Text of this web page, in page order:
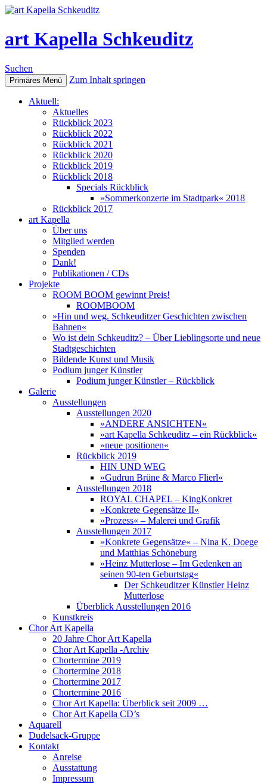
art Kapella Schkeuditz
Suchen
Primäres Menü Zum Inhalt springen
Aktuell:
Aktuelles
Rückblick 2023
Rückblick 2022
Rückblick 2021
Rückblick 2020
Rückblick 2019
Rückblick 2018
Specials Rückblick
»Sommerkonzerte im Stadtpark« 2018
Rückblick 2017
art Kapella
Über uns
Mitglied werden
Spenden
Dank!
Publikationen / CDs
Projekte
ROOM BOOM gewinnt Preis!
ROOMBOOM
»Hin und weg. Schkeuditzer Geschichten zwischen
Bahnen«
Wo ist dein Schkeuditz? – Über Lieblingsorte und neue
Stadtgeschichten
Bildende Kunst und Musik
Podium junger Künstler
Podium junger Künstler – Rückblick
Galerie
Ausstellungen
Ausstellungen 2020
»ANDERE ANSICHTEN«
»art Kapella Schkeuditz – ein Rückblick«
»neue positionen«
Rückblick 2019
HIN UND WEG
»Gudrun Brüne & Marco Flierl«
Ausstellungen 2018
ROYAL CHAPEL – KingKonkret
»Konkrete Gegensätze II«
»Prozess« – Malerei und Grafik
Ausstellungen 2017
»Konkrete Gegensätze« – Nina K. Doege
und Matthias Schöneburg
»Heinz Mutterlose – Im Gedenken an
seinen 90-ten Geburtstag«
Der Schkeuditzer Künstler Heinz
Mutterlose
Überblick Ausstellungen 2016
Kunstkreis
Chor Art Kapella
20 Jahre Chor Art Kapella
Chor Art Kapella -Archiv
Chortermine 2019
Chortermine 2018
Chortermine 2017
Chortermine 2016
Chor Art Kapella: Überblick seit 2009 …
Chor Art Kapella CD’s
Aquarell
Dudelsack-Gruppe
Kontakt
Anreise
Ausstattung
Impressum